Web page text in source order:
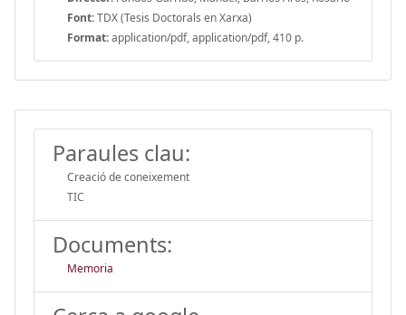
Font:TDX (Tesis Doctorals en Xarxa)
Format:application/pdf, application/pdf, 410 p.
Paraules clau:
Creació de coneixement
TIC
Documents:
Memoria